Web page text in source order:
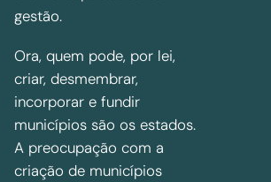
gestão.
Ora, quem pode, por lei,
criar, desmembrar,
incorporar e fundir
municípios são os estados.
A preocupação com a
criação de municípios